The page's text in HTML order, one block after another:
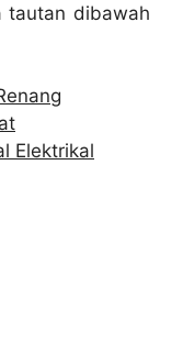
tautan dibawah
Elektrikal